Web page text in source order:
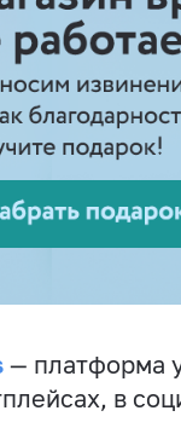
— платформа
в